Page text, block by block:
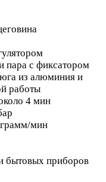
пара с фиксатором
из алюминия и
работы
4 мин
грамм/мин
бытовых приборов